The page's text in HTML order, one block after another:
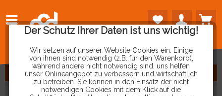
Der Schutz Ihrer Daten ist uns wichtig!
Wir setzen auf unserer Website Cookies ein. Einige
von ihnen sind notwendig (z.B. für den Warenkorb),
während andere nicht notwendig sind, uns helfen
unser Onlineangebot zu verbessern und wirtschaftlich
zu betreiben. Sie können in den Einsatz der nicht
notwendigen Cookies mit dem Klick auf die
FILTERN